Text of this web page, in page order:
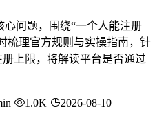
心问题，围绕“一个人能注册
梳理官方规则与实操指南，针
上限，将解读平台是否通过
1.0K 2026-08-10